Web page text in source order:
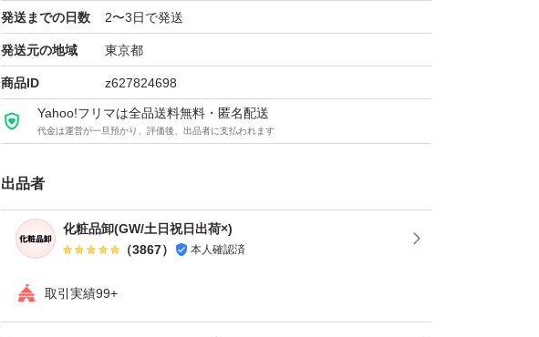
新感覚とろけるクレンジング
とろけるテクスチャーが濃いメイクや毛穴の奥の汚れまで素早
く、しっかり落とします！
液だれせずお肌に密着するので、目元にも使えます。
※本体内蓋上に配置されておりましたスパチュラはリニューアル
(内蓋撤去)により化粧箱内に入るよう移行中でございます。詳細
はメーカーサイトをご確認ください。
発送までの日数 2〜3日で発送
発送元の地域 東京都
商品ID z627824698
Yahoo!フリマは全品送料無料・匿名配送
代金は運営が一旦預かり、評価後、出品者に支払われます
出品者
化粧品卸(GW/土日祝日出荷×)
（3867） 本人確認済
取引実績99+